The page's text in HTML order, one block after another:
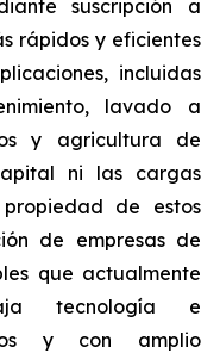
suscripción a
rápidos y eficientes
incluidas
lavado a
y agricultura de
ni las cargas
de estos
de empresas de
que actualmente
tecnología e
y con amplio